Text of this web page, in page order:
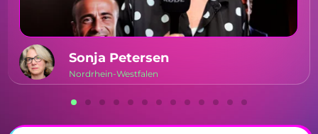
Sonja Petersen
Nordrhein-Westfalen